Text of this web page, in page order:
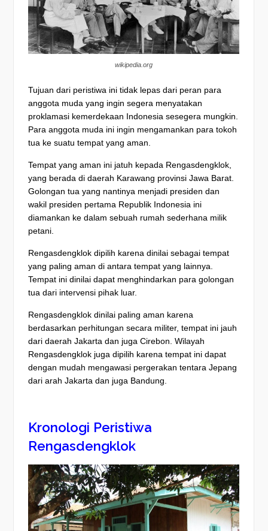
wikipedia.org
Tujuan dari peristiwa ini tidak lepas dari peran para
anggota muda yang ingin segera menyatakan
proklamasi kemerdekaan Indonesia sesegera mungkin.
Para anggota muda ini ingin mengamankan para tokoh
tua ke suatu tempat yang aman.
Tempat yang aman ini jatuh kepada Rengasdengklok,
yang berada di daerah Karawang provinsi Jawa Barat.
Golongan tua yang nantinya menjadi presiden dan
wakil presiden pertama Republik Indonesia ini
diamankan ke dalam sebuah rumah sederhana milik
petani.
Rengasdengklok dipilih karena dinilai sebagai tempat
yang paling aman di antara tempat yang lainnya.
Tempat ini dinilai dapat menghindarkan para golongan
tua dari intervensi pihak luar.
Rengasdengklok dinilai paling aman karena
berdasarkan perhitungan secara militer, tempat ini jauh
dari daerah Jakarta dan juga Cirebon. Wilayah
Rengasdengklok juga dipilih karena tempat ini dapat
dengan mudah mengawasi pergerakan tentara Jepang
dari arah Jakarta dan juga Bandung.
Kronologi Peristiwa
Rengasdengklok